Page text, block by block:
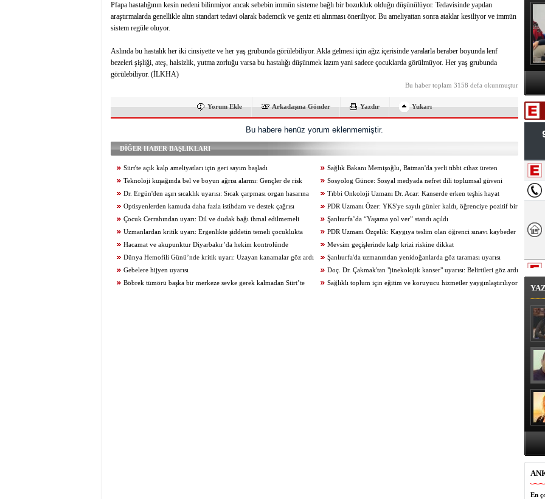
Pfapa hastalığının kesin nedeni bilinmiyor ancak sebebin immün sisteme bağlı bir bozukluk olduğu düşünülüyor. Tedavisinde yapılan
araştırmalarda genellikle altın standart tedavi olarak bademcik ve geniz eti alınması öneriliyor. Bu ameliyattan sonra ataklar kesiliyor ve immün
sistem regüle oluyor.
Aslında bu hastalık her iki cinsiyette ve her yaş grubunda görülebiliyor. Akla gelmesi için ağız içerisinde yaralarla beraber boyunda lenf
bezeleri şişliği, ateş, halsizlik, yutma zorluğu varsa bu hastalığı düşünmek lazım yani sadece çocuklarda görülmüyor. Her yaş grubunda
görülebiliyor. (İLKHA)
Bu haber toplam 3158 defa okunmuştur
Yorum Ekle Arkadaşına Gönder Yazdır Yukarı
Bu habere henüz yorum eklenmemiştir.
DİĞER HABER BAŞLIKLARI
Siirt'te açık kalp ameliyatları için geri sayım başladı
Sağlık Bakanı Memişoğlu, Batman'da yerli tıbbi cihaz üreten
fabrikayı ziyaret etti
Teknoloji kuşağında bel ve boyun ağrısı alarmı: Gençler de risk
altında
Sosyolog Günce: Sosyal medyada nefret dili toplumsal güveni
zayıflatıyor
Dr. Ergün'den aşırı sıcaklık uyarısı: Sıcak çarpması organ hasarına
kadar ilerleyebilir
Tıbbi Onkoloji Uzmanı Dr. Acar: Kanserde erken teşhis hayat
kurtarıyor
Optisyenlerden kamuda daha fazla istihdam ve destek çağrısı
PDR Uzmanı Özer: YKS'ye sayılı günler kaldı, öğrenciye pozitif bir
aile ortamı oluşturulmalıdır
Çocuk Cerrahından uyarı: Dil ve dudak bağı ihmal edilmemeli
Şanlıurfa’da “Yaşama yol ver” standı açıldı
Uzmanlardan kritik uyarı: Ergenlikte şiddetin temeli çocuklukta
atılıyor
PDR Uzmanı Özçelik: Kaygıya teslim olan öğrenci sınavı kaybeder
Hacamat ve akupunktur Diyarbakır’da hekim kontrolünde
uygulanıyor
Mevsim geçişlerinde kalp krizi riskine dikkat
Dünya Hemofili Günü’nde kritik uyarı: Uzayan kanamalar göz ardı
edilmemeli
Şanlıurfa'da uzmanından yenidoğanlarda göz taraması uyarısı
Gebelere hijyen uyarısı
Doç. Dr. Çakmak'tan "jinekolojik kanser" uyarısı: Belirtileri göz ardı
etmeyin
Böbrek tümörü başka bir merkeze sevke gerek kalmadan Siirt’te
Sağlıklı toplum için eğitim ve koruyucu hizmetler yaygınlaştırılıyor
En